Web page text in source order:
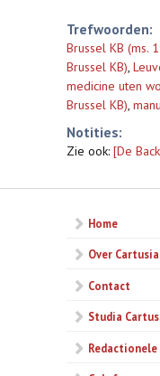
Trefwoorden:
Brussel KB (ms.
Brussel KB),
medicine uten
Brussel KB),
Notities:
Zie ook: [De
Home
Over
Contact
Studia